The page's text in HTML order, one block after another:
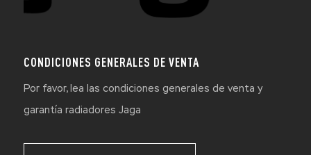
CONDICIONES GENERALES DE VENTA
Por favor, lea las condiciones generales de venta y
garantía radiadores Jaga